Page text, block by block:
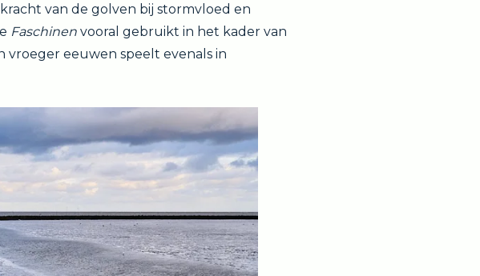
van de golven bij stormvloed en
Faschinen vooral gebruikt in het kader van
vroeger eeuwen speelt evenals in